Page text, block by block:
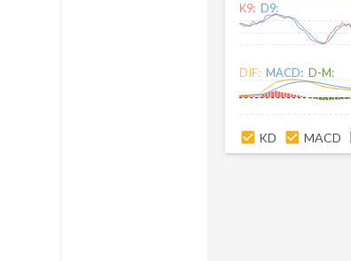
K9: D9:
DIF: MACD: D-M:
KD MACD